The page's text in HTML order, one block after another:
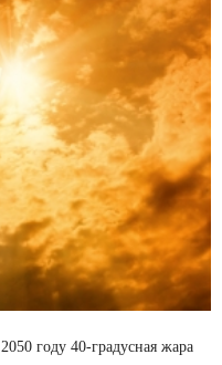
году 40-градусная жара